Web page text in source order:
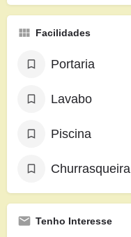
Facilidades
Portaria
Lavabo
Piscina
Churrasqueira
Tenho Interesse